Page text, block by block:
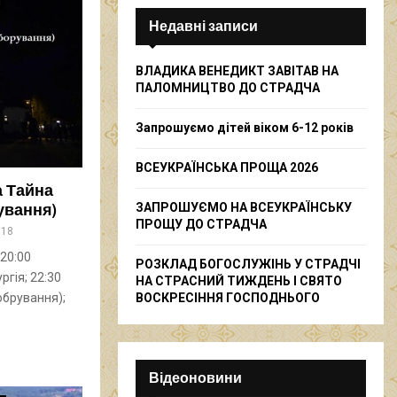
Тайна
22:30
r
:
E
A
Недавні записи
ВЛАДИКА ВЕНЕДИКТ ЗАВІТАВ НА
ПАЛОМНИЦТВО ДО СТРАДЧА
Запрошуємо дітей віком 6-12 років
ВСЕУКРАЇНСЬКА ПРОЩА 2026
ЗАПРОШУЄМО НА ВСЕУКРАЇНСЬКУ
ПРОЩУ ДО СТРАДЧА
РОЗКЛАД БОГОСЛУЖІНЬ У СТРАДЧІ
НА СТРАСНИЙ ТИЖДЕНЬ І СВЯТО
ВОСКРЕСІННЯ ГОСПОДНЬОГО
Відеоновини